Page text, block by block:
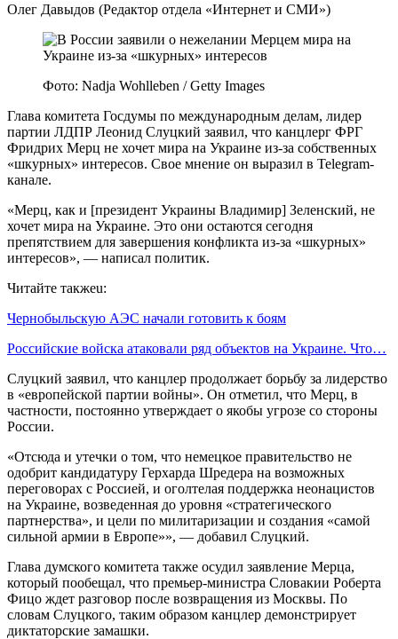
Олег Давыдов (Редактор отдела «Интернет и СМИ»)
Фото: Nadja Wohlleben / Getty Images
Глава комитета Госдумы по международным делам, лидер
партии ЛДПР Леонид Слуцкий заявил, что канцлерг ФРГ
Фридрих Мерц не хочет мира на Украине из-за собственных
«шкурных» интересов. Свое мнение он выразил в Telegram-
канале.
«Мерц, как и [президент Украины Владимир] Зеленский, не
хочет мира на Украине. Это они остаются сегодня
препятствием для завершения конфликта из-за «шкурных»
интересов», — написал политик.
Читайте такжеu:
Чернобыльскую АЭС начали готовить к боям
Российские войска атаковали ряд объектов на Украине. Что…
Слуцкий заявил, что канцлер продолжает борьбу за лидерство
в «европейской партии войны». Он отметил, что Мерц, в
частности, постоянно утверждает о якобы угрозе со стороны
России.
«Отсюда и утечки о том, что немецкое правительство не
одобрит кандидатуру Герхарда Шредера на возможных
переговорах с Россией, и оголтелая поддержка неонацистов
на Украине, возведенная до уровня «стратегического
партнерства», и цели по милитаризации и создания «самой
сильной армии в Европе»», — добавил Слуцкий.
Глава думского комитета также осудил заявление Мерца,
который пообещал, что премьер-министра Словакии Роберта
Фицо ждет разговор после возвращения из Москвы. По
словам Слуцкого, таким образом канцлер демонстрирует
диктаторские замашки.